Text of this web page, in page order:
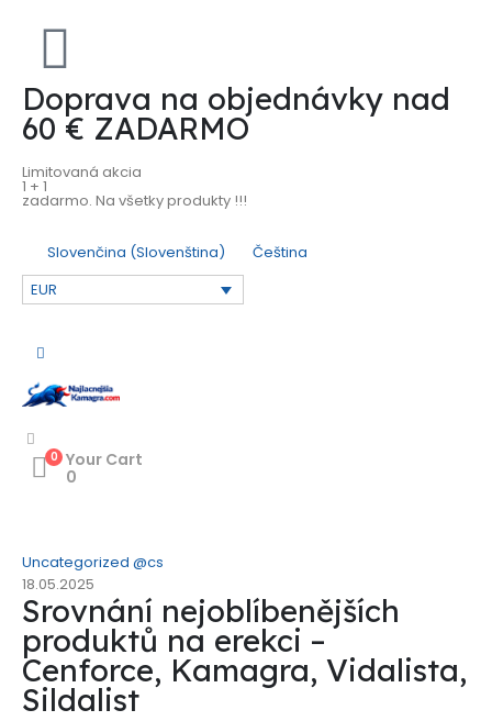
Doprava na objednávky nad
60 € ZADARMO
Limitovaná akcia
1 + 1
zadarmo. Na všetky produkty !!!
Slovenčina (Slovenština)
Čeština
EUR
0 Your Cart
0
Uncategorized @cs
18.05.2025
Srovnání nejoblíbenějších
produktů na erekci –
Cenforce, Kamagra, Vidalista,
Sildalist